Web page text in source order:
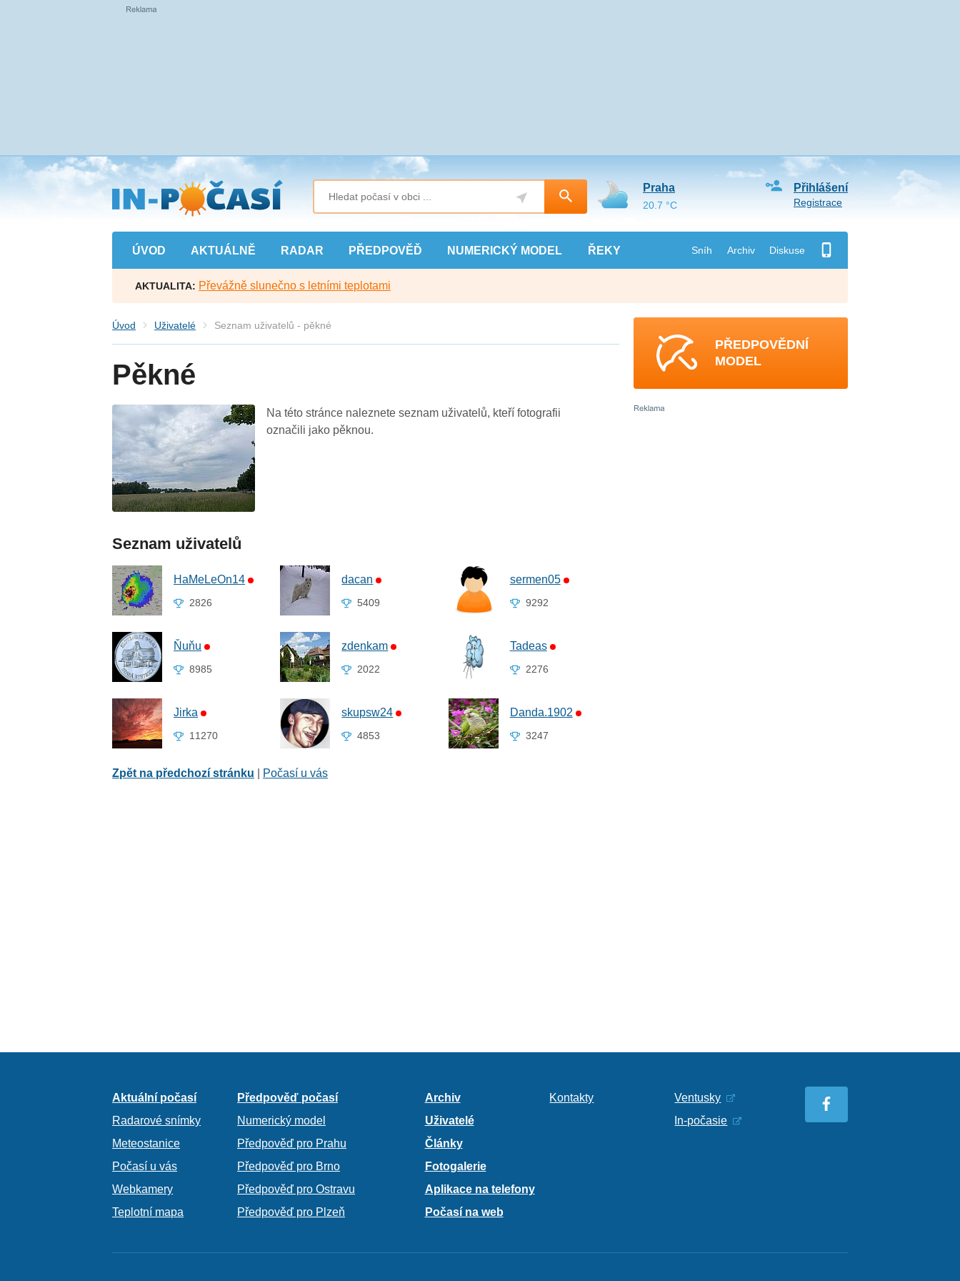
Přejít
na
hlavní
obsah
ÚVOD AKTUÁLNĚ RADAR PŘEDPOVĚĎ NUMERICKÝ MODEL ŘEKY Sníh Archiv Diskuse
Přihlášení
Registrace
Praha
20.7 °C
AKTUALITA: Převážně slunečno s letními teplotami
Úvod Uživatelé Seznam uživatelů - pěkné
Pěkné
Na této stránce naleznete seznam uživatelů, kteří fotografii
označili jako pěknou.
Seznam uživatelů
HaMeLeOn14
2826
dacan
5409
sermen05
9292
Ňuňu
8985
zdenkam
2022
Tadeas
2276
Jirka
11270
skupsw24
4853
Danda.1902
3247
Zpět na předchozí stránku Počasí u vás
PŘEDPOVĚDNÍ
MODEL
Aktuální počasí
Radarové snímky
Meteostanice
Počasí u vás
Webkamery
Teplotní mapa
Předpověď počasí
Numerický model
Předpověď pro Prahu
Předpověď pro Brno
Předpověď pro Ostravu
Předpověď pro Plzeň
Archiv
Uživatelé
Články
Fotogalerie
Aplikace na telefony
Počasí na web
Kontakty
Ventusky
In-počasie